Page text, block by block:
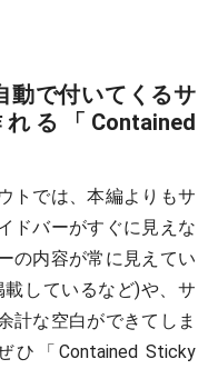
動で付いてくるサ
る「Contained
トでは、本編よりもサ
ドバーがすぐに見えな
の内容が常に見えてい
しているなど)や、サ
計な空白ができてしま
「Contained Sticky